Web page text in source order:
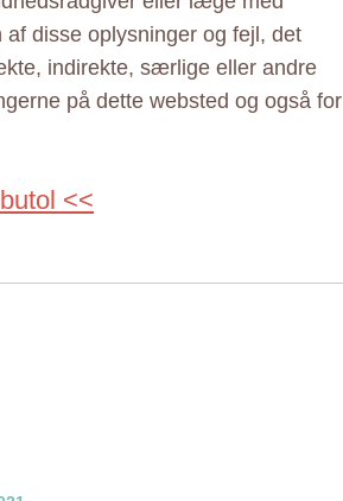
disse oplysninger og fejl, det
indirekte, særlige eller andre
på dette websted og også for
<<